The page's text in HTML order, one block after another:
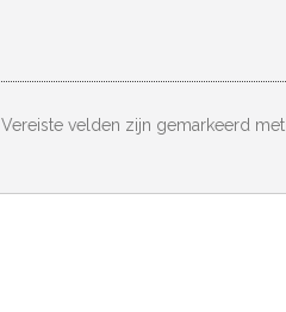
Vereiste velden zijn gemarkeerd met